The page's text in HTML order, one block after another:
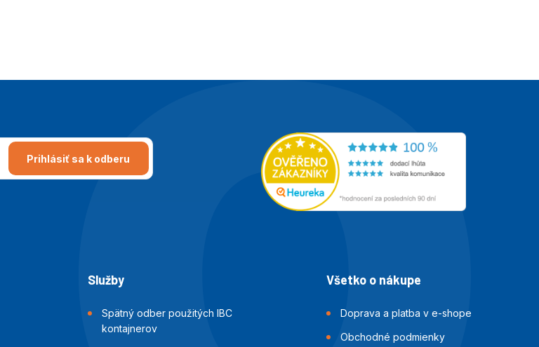
Prihlásiť sa k odberu
Služby
Spätný odber použitých IBC
kontajnerov
Všetko o nákupe
Doprava a platba v e-shope
Obchodné podmienky